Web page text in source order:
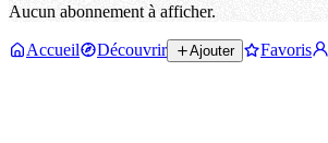
Aucun abonnement à afficher.
Accueil Découvrir Ajouter Favoris